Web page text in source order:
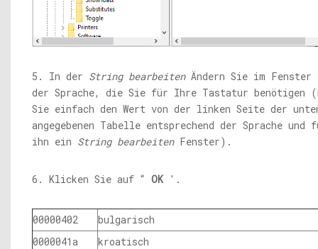
5. In der String bearbeitenÄndern Sie im Fenster
der Sprache, die Sie für Ihre Tastatur benötigen
Sie einfach den Wert von der linken Seite der
angegebenen Tabelle entsprechend der Sprache und
ihn ein String bearbeitenFenster).
6. Klicken Sie auf “ OK '.
00000402
bulgarisch
0000041a
kroatisch